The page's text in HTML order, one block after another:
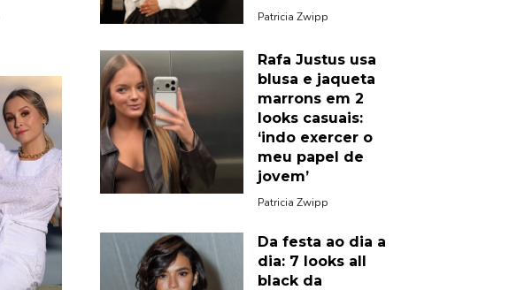
Patricia Zwipp
Rafa Justus usa
blusa e jaqueta
marrons em 2
looks casuais:
‘indo exercer o
meu papel de
jovem’
Patricia Zwipp
Da festa ao dia a
dia: 7 looks all
black da